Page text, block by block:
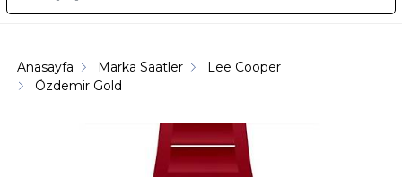
Anasayfa Marka Saatler
Lee Cooper
Özdemir Gold